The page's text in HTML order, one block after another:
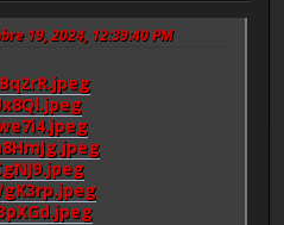
19, 2024, 12:39:40 PM